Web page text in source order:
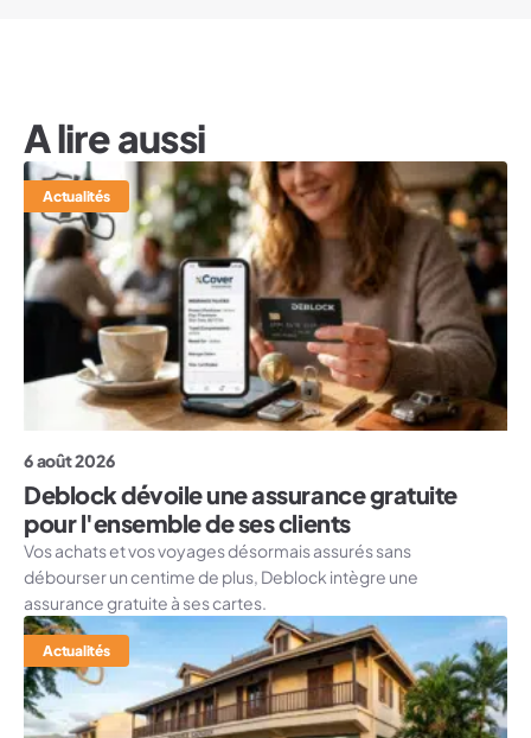
A lire aussi
Actualités
6 août 2026
Deblock dévoile une assurance gratuite
pour l'ensemble de ses clients
Vos achats et vos voyages désormais assurés sans
débourser un centime de plus, Deblock intègre une
assurance gratuite à ses cartes.
Actualités